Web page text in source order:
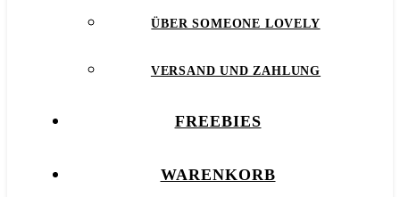
ÜBER SOMEONE LOVELY
VERSAND UND ZAHLUNG
FREEBIES
WARENKORB